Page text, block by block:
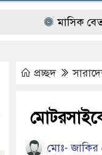
মাসিক বেতন ১০
প্রচ্ছদ
মোঃ-